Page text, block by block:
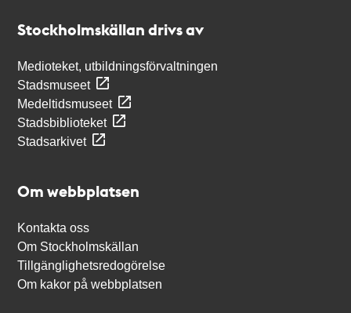
Stockholmskällan drivs av
Medioteket, utbildningsförvaltningen
Stadsmuseet
Medeltidsmuseet
Stadsbiblioteket
Stadsarkivet
Om webbplatsen
Kontakta oss
Om Stockholmskällan
Tillgänglighetsredogörelse
Om kakor på webbplatsen